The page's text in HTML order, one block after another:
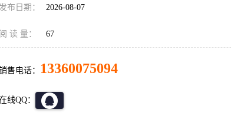
布日期： 2026-08-07
阅 读 量： 67
售电话： 13360075094
线QQ：